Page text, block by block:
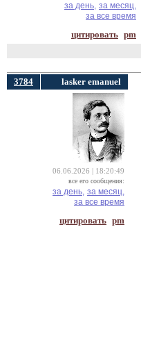
за день, за месяц,
за все время
цитировать pm
3784 lasker emanuel
06.06.2026 | 18:20:49
все его сообщения:
за день, за месяц,
за все время
цитировать pm